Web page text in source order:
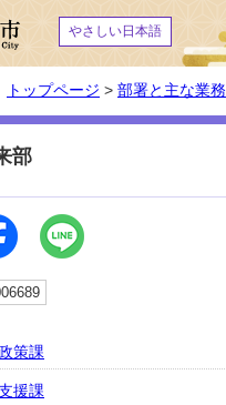
やさしい日本語
トップページ > 部署と主な業務
部
策課
援課